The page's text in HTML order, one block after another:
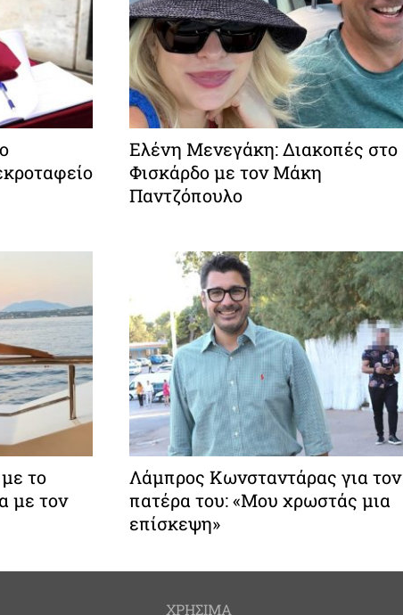
Ελένη Μενεγάκη: Διακοπές στο
Φισκάρδο με τον Μάκη
Παντζόπουλο
το
με τον
Λάμπρος Κωνσταντάρας για τον
πατέρα του: «Μου χρωστάς μια
επίσκεψη»
ΧΡΗΣΙΜΑ